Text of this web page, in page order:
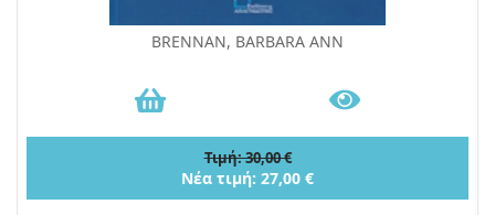
BRENNAN, BARBARA ANN
Τιμή: 30,00 €
Νέα τιμή: 27,00 €